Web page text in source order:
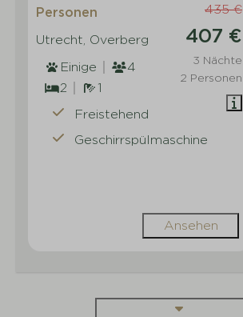
435 €
407 €
3 Nächte
2 Personen
Personen
Utrecht, Overberg
Einige
4
2
1
Freistehend
Geschirrspülmaschine
Ansehen